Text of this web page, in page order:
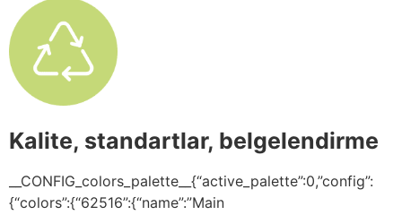
Kalite, standartlar, belgelendirme
__CONFIG_colors_palette__{“active_palette”:0,”config”:
{“colors”:{“62516”:{“name”:”Main